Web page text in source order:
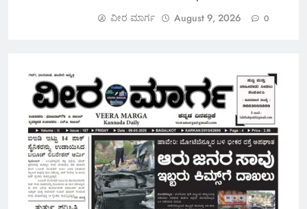
ವೀರ ಮಾರ್ಗ August 9, 2026 0